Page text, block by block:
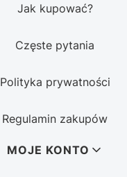
Jak kupować?
Częste pytania
Polityka prywatności
Regulamin zakupów
MOJE KONTO